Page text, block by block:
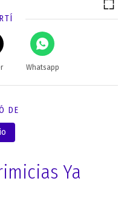
Whatsapp
DE
Ya